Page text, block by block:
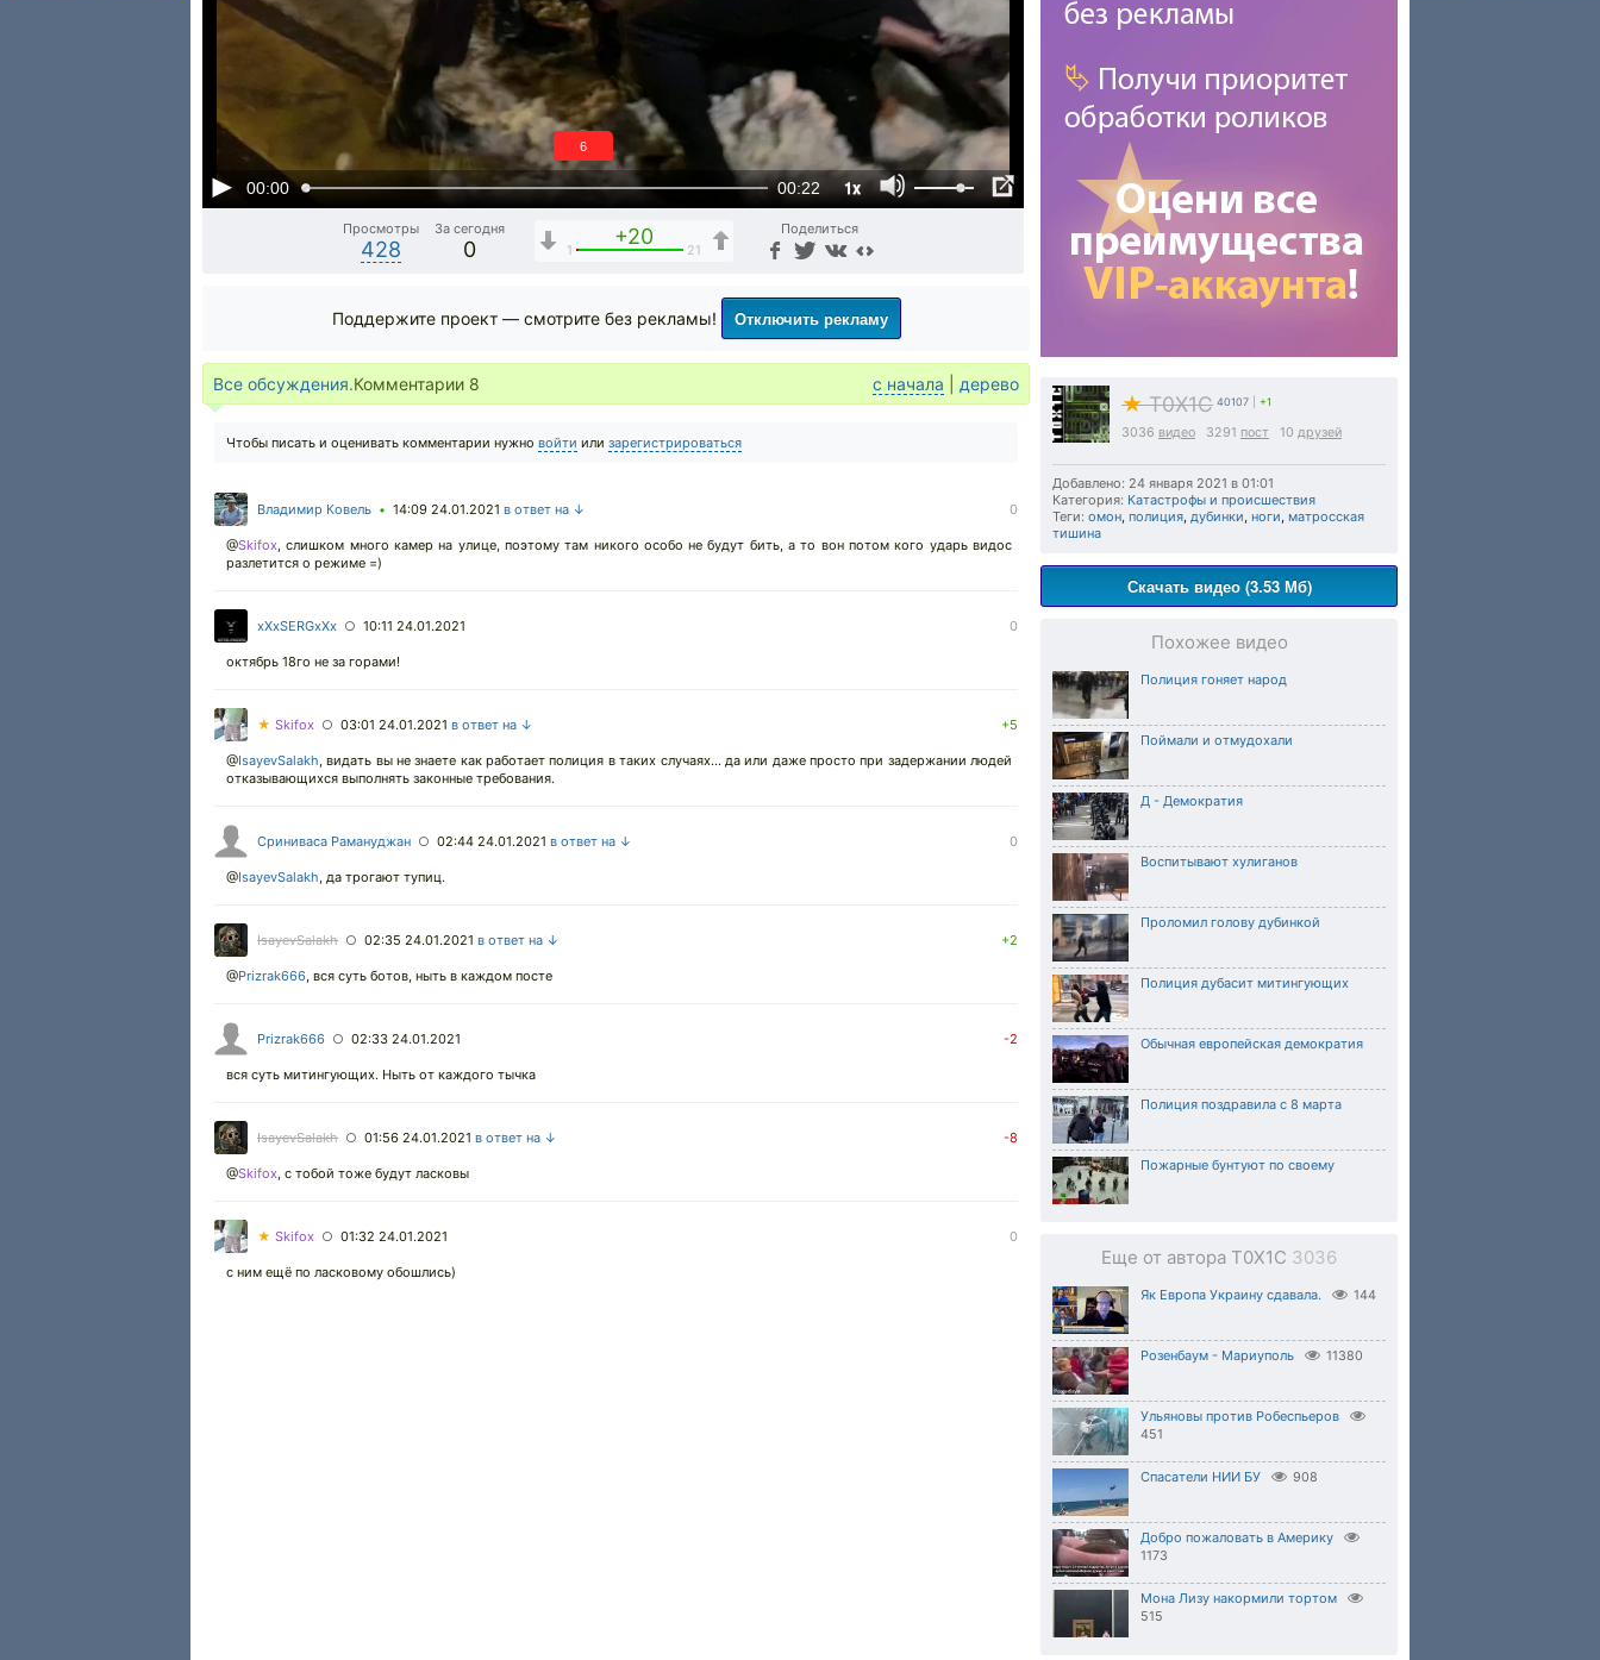
00:00 00:22 1x
5
Просмотры
428
За сегодня
0
+20
1 21
Поделиться
★T0X1C 40107 +1
3036 видео 3291 пост 10 друзей
Добавлено: 24 января 2021 в 01:01
Категория: Катастрофы и происшествия
Теги: омон, полиция, дубинки, ноги, матросская
тишина
Скачать видео (3.53 Мб)
Похожее видео
Полиция гоняет народ
Поймали и отмудохали
Д - Демократия
Воспитывают хулиганов
Проломил голову дубинкой
Полиция дубасит митингующих
Обычная европейская демократия
Полиция поздравила с 8 марта
Пожарные бунтуют по своему
Еще от автора T0X1C 3036
Як Европа Украину сдавала. 144
Розенбаум - Мариуполь 11380
Ульяновы против Робеспьеров
451
Спасатели НИИ БУ 908
Добро пожаловать в Америку
1173
Мона Лизу накормили тортом
515
Поддержите проект — смотрите без рекламы! Отключить рекламу
Все обсуждения.Комментарии 8 с начала дерево
Чтобы писать и оценивать комментарии нужно войти или зарегистрироваться
Владимир Ковель • 14:09 24.01.2021 в ответ на ↓ 0
@Skifox, слишком много камер на улице, поэтому там никого особо не будут бить, а то вон потом кого ударь видос
разлетится о режиме =)
xXxSERGxXx ○ 10:11 24.01.2021 0
октябрь 18го не за горами!
★ Skifox ○ 03:01 24.01.2021 в ответ на ↓ +5
@IsayevSalakh, видать вы не знаете как работает полиция в таких случаях... да или даже просто при задержании людей
отказывающихся выполнять законные требования.
Сриниваса Рамануджан ○ 02:44 24.01.2021 в ответ на ↓ 0
@IsayevSalakh, да трогают тупиц.
IsayevSalakh ○ 02:35 24.01.2021 в ответ на ↓ +2
@Prizrak666, вся суть ботов, ныть в каждом посте
Prizrak666 ○ 02:33 24.01.2021 -2
вся суть митингующих. Ныть от каждого тычка
IsayevSalakh ○ 01:56 24.01.2021 в ответ на ↓ -8
@Skifox, с тобой тоже будут ласковы
★ Skifox ○ 01:32 24.01.2021 0
с ним ещё по ласковому обошлись)